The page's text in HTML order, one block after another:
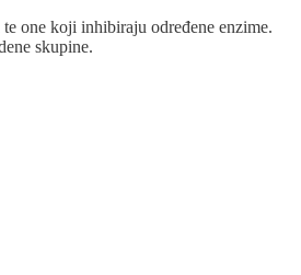
one koji inhibiraju određene enzime.
skupine.